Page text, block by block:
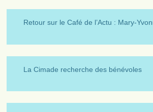
Retour sur le Café de l’Actu : Mary-
La Cimade recherche des bénévoles